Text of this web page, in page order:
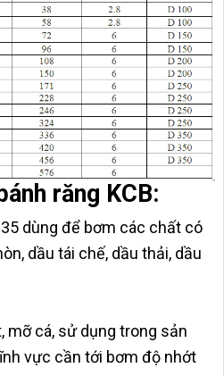
răng KCB:
dùng để bơm các chất có
dầu tái chế, dầu thải, dầu
mỡ cá, sử dụng trong sản
vực cần tới bơm độ nhớt